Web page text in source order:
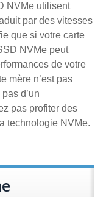
NVMe utilisent
par des vitesses
que si votre carte
NVMe peut
de votre
mère n’est pas
d’un
pas profiter des
technologie NVMe.